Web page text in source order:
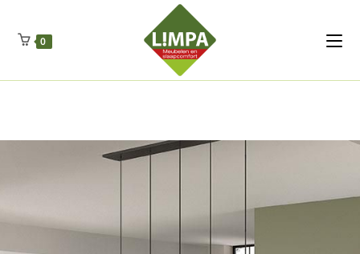
Regenschut
Drueckerpro
Fettsauren Dekemax Kapselmed
Luftkuhlen Zauberfan Netzfenste Insektensc
0